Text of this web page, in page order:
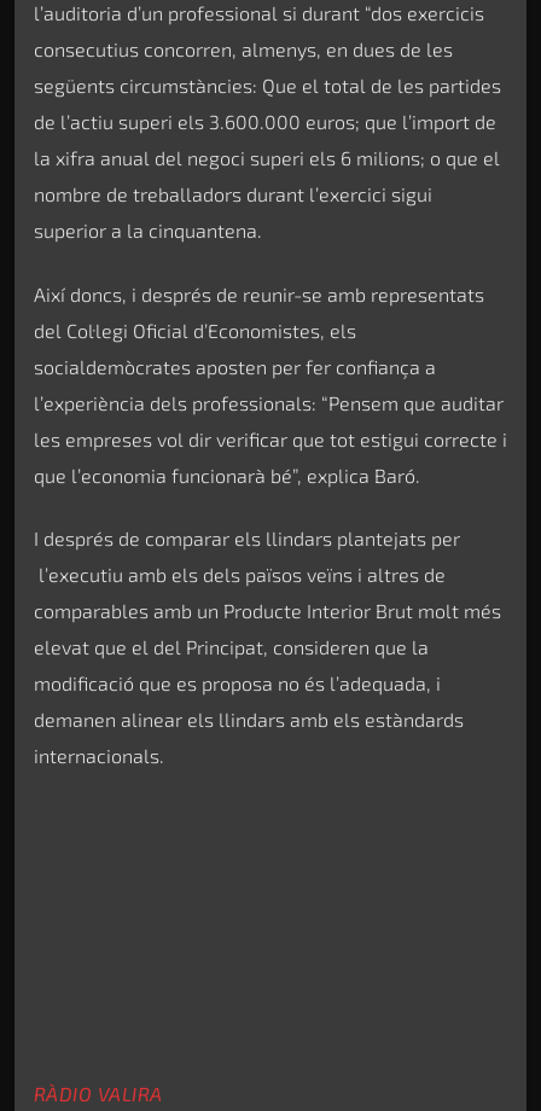
l’auditoria d’un professional si durant “dos exercicis
consecutius concorren, almenys, en dues de les
següents circumstàncies: Que el total de les partides
de l’actiu superi els 3.600.000 euros; que l’import de
la xifra anual del negoci superi els 6 milions; o que el
nombre de treballadors durant l’exercici sigui
superior a la cinquantena.
Així doncs, i després de reunir-se amb representats
del Col·legi Oficial d’Economistes, els
socialdemòcrates aposten per fer confiança a
l’experiència dels professionals: “Pensem que auditar
les empreses vol dir verificar que tot estigui correcte i
que l’economia funcionarà bé”, explica Baró.
I després de comparar els llindars plantejats per
l’executiu amb els dels països veïns i altres de
comparables amb un Producte Interior Brut molt més
elevat que el del Principat, consideren que la
modificació que es proposa no és l’adequada, i
demanen alinear els llindars amb els estàndards
internacionals.
RÀDIO VALIRA